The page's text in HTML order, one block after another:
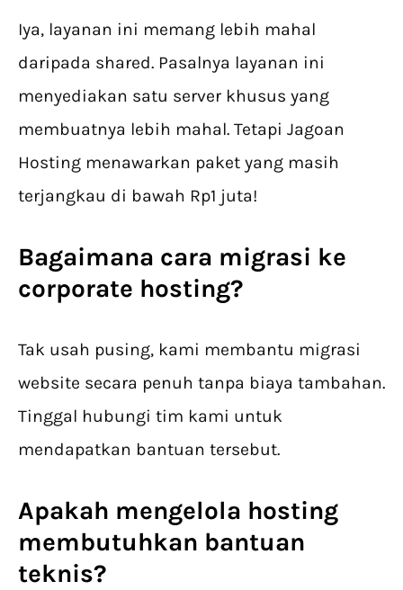
Iya, layanan ini memang lebih mahal
daripada shared. Pasalnya layanan ini
menyediakan satu server khusus yang
membuatnya lebih mahal. Tetapi Jagoan
Hosting menawarkan paket yang masih
terjangkau di bawah Rp1 juta!
Bagaimana cara migrasi ke
corporate hosting?
Tak usah pusing, kami membantu migrasi
website secara penuh tanpa biaya tambahan.
Tinggal hubungi tim kami untuk
mendapatkan bantuan tersebut.
Apakah mengelola hosting
membutuhkan bantuan
teknis?